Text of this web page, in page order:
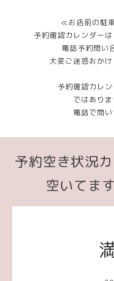
≪お店前の駐
予約確認カレンダー
電話予約問い
大変ご迷惑おか
予約確認カレ
ではあり
電話で問
予約空き状況
空いてま